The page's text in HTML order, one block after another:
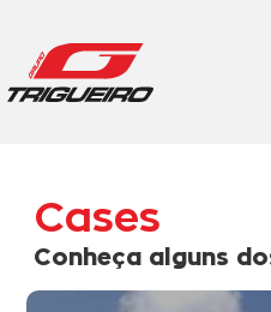
Cases
Conheça alguns